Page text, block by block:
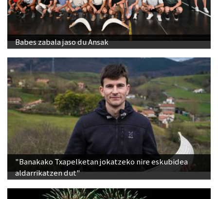
Babes zabala jaso du Ansak
"Banakako Txapelketan jokatzeko nire eskubidea
aldarrikatzen dut"